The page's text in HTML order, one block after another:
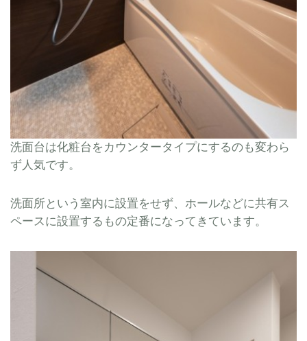
洗面台は化粧台をカウンタータイプにするのも変わら
ず人気です。
洗面所という室内に設置をせず、ホールなどに共有ス
ペースに設置するもの定番になってきています。